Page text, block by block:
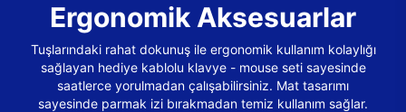
Ergonomik Aksesuarlar
Tuşlarındaki rahat dokunuş ile ergonomik kullanım kolaylığı
sağlayan hediye kablolu klavye - mouse seti sayesinde
saatlerce yorulmadan çalışabilirsiniz. Mat tasarımı
sayesinde parmak izi bırakmadan temiz kullanım sağlar.